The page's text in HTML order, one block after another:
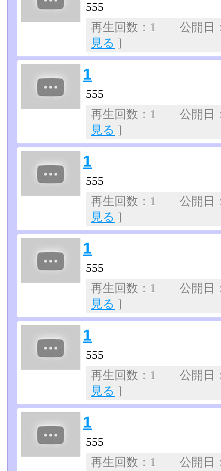
555
再生回数：1 公開
見る ]
1
555
再生回数：1 公開
見る ]
1
555
再生回数：1 公開
見る ]
1
555
再生回数：1 公開
見る ]
1
555
再生回数：1 公開
見る ]
1
555
再生回数：1 公開